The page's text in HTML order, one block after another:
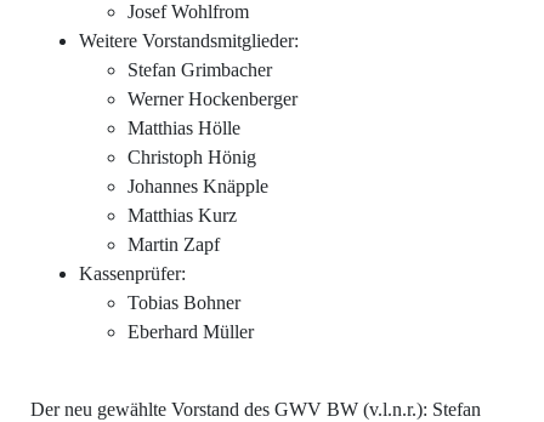
Josef Wohlfrom
Weitere Vorstandsmitglieder:
Stefan Grimbacher
Werner Hockenberger
Matthias Hölle
Christoph Hönig
Johannes Knäpple
Matthias Kurz
Martin Zapf
Kassenprüfer:
Tobias Bohner
Eberhard Müller
Der neu gewählte Vorstand des GWV BW (v.l.n.r.): Stefan